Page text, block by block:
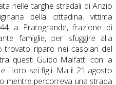
nelle targhe stradali di Anzio
della cittadina, vittima
a Pratogrande, frazione di
famiglie, per sfuggire alla
trovato riparo nei casolari del
questi Guido Malfatti con la
i loro sei figli. Ma il 21 agosto
mentre percorreva una strada